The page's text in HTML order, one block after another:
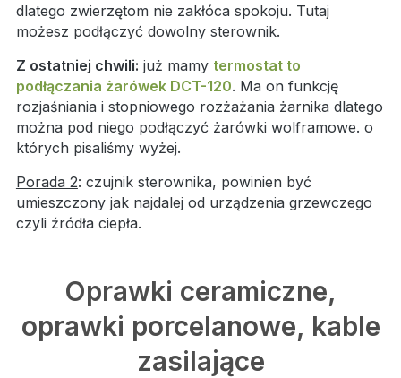
dlatego zwierzętom nie zakłóca spokoju. Tutaj
możesz podłączyć dowolny sterownik.
Z ostatniej chwili: już mamy termostat to
podłączania żarówek DCT-120. Ma on funkcję
rozjaśniania i stopniowego rozżażania żarnika dlatego
można pod niego podłączyć żarówki wolframowe. o
których pisaliśmy wyżej.
Porada 2: czujnik sterownika, powinien być
umieszczony jak najdalej od urządzenia grzewczego
czyli źródła ciepła.
Oprawki ceramiczne,
oprawki porcelanowe, kable
zasilające